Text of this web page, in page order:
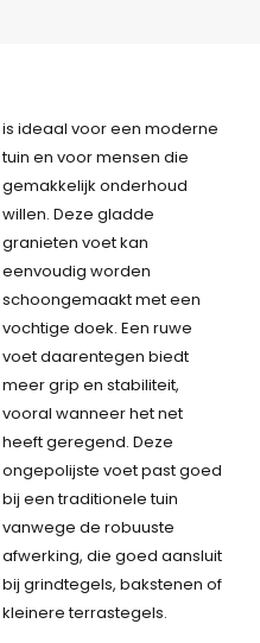
is ideaal voor een moderne
tuin en voor mensen die
gemakkelijk onderhoud
willen. Deze gladde
granieten voet kan
eenvoudig worden
schoongemaakt met een
vochtige doek. Een ruwe
voet daarentegen biedt
meer grip en stabiliteit,
vooral wanneer het net
heeft geregend. Deze
ongepolijste voet past goed
bij een traditionele tuin
vanwege de robuuste
afwerking, die goed aansluit
bij grindtegels, bakstenen of
kleinere terrastegels.